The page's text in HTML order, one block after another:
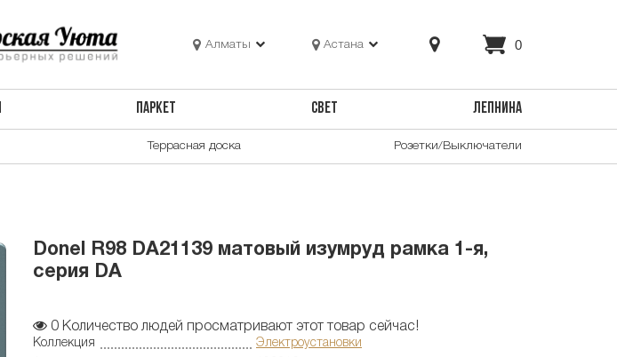
Алматы Астана 0
ПАРКЕТ СВЕТ ЛЕПНИНА
Террасная доска Розетки/Выключатели
Donel R98 DA21139 матовый изумруд рамка 1-я,
серия DA
0 Количество людей просматривают этот товар сейчас!
Коллекция
Электроустановки